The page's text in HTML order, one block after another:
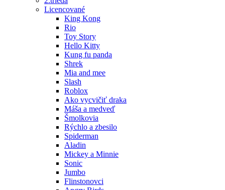
Licencované
King Kong
Rio
Toy Story
Hello Kitty
Kung fu panda
Shrek
Mia and mee
Slash
Roblox
Ako vycvičiť draka
Máša a medveď
Šmolkovia
Rýchlo a zbesilo
Spiderman
Aladin
Mickey a Minnie
Sonic
Jumbo
Flinstonovci